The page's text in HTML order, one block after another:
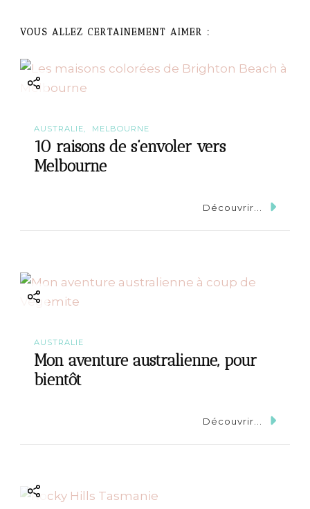
g
a
VOUS ALLEZ CERTAINEMENT AIMER :
AUSTRALIE MELBOURNE
10 raisons de s’envoler vers
Melbourne
Découvrir...
AUSTRALIE
Mon aventure australienne, pour
bientôt
Découvrir...